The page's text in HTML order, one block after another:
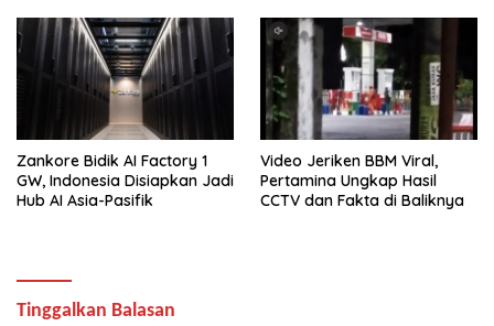
Zankore Bidik AI Factory 1
GW, Indonesia Disiapkan Jadi
Hub AI Asia-Pasifik
Video Jeriken BBM Viral,
Pertamina Ungkap Hasil
CCTV dan Fakta di Baliknya
Tinggalkan Balasan